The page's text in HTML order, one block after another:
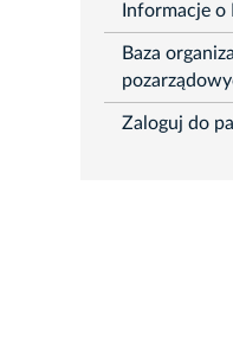
Informacje o
Baza
Zaloguj do